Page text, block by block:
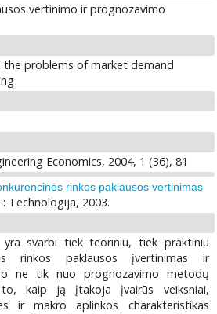
vertinimo ir prognozavimo
problems of market demand
Economics, 2004, 1 (36), 81
rinkos paklausos vertinimas
: Technologija, 2003.
svarbi tiek teoriniu, tiek praktiniu
rinkos paklausos įvertinimas ir
ne tik nuo prognozavimo metodų
kaip ją įtakoja įvairūs veiksniai,
ir makro aplinkos charakteristikas